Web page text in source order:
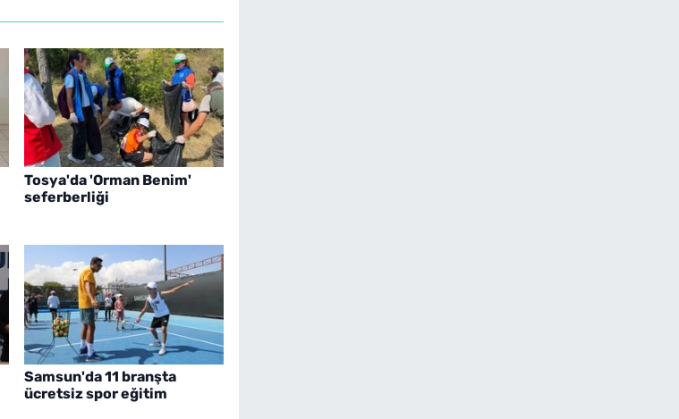
Tosya'da 'Orman Benim'
seferberliği
Samsun'da 11 branşta
ücretsiz spor eğitim